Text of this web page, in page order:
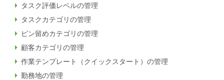
タスク評価レベルの管理
タスクカテゴリの管理
ピン留めカテゴリの管理
顧客カテゴリの管理
作業テンプレート（クイックスタート）の管理
勤務地の管理